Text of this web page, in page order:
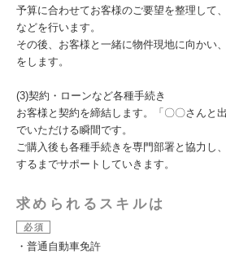
予算に合わせてお客様のご要望を整理して
などを行います。
その後、お客様と一緒に物件現地に向かい
をします。
(3)契約・ローンなど各種手続き
お客様と契約を締結します。「〇〇さんと
でいただける瞬間です。
ご購入後も各種手続きを専門部署と協力し
するまでサポートしていきます。
求められるスキルは
必須
・普通自動車免許